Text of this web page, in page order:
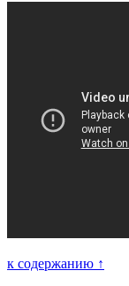
к содержанию ↑